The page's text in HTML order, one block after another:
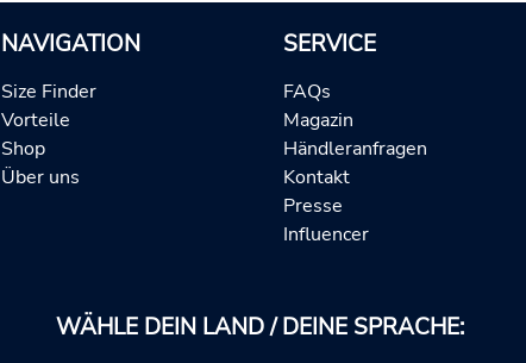
NAVIGATION
Size Finder
Vorteile
Shop
Über uns
SERVICE
FAQs
Magazin
Händleranfragen
Kontakt
Presse
Influencer
WÄHLE DEIN LAND / DEINE SPRACHE: